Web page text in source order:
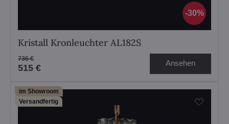
30%
Kristall Kronleuchter AL182S
515 €
736 € Ansehen
im Showroom
Versandfertig